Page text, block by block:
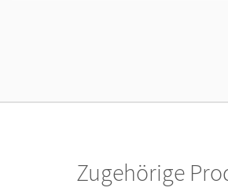
Herausgeber/-in
Bauer, Roland; Maurach, Jutta
Zugehörige